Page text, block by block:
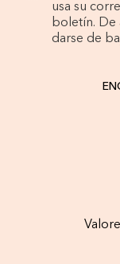
usa su
boletín. De
darse de